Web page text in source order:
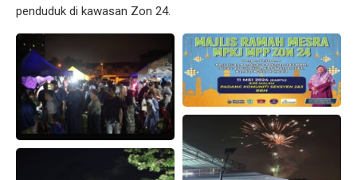
penduduk di kawasan Zon 24.